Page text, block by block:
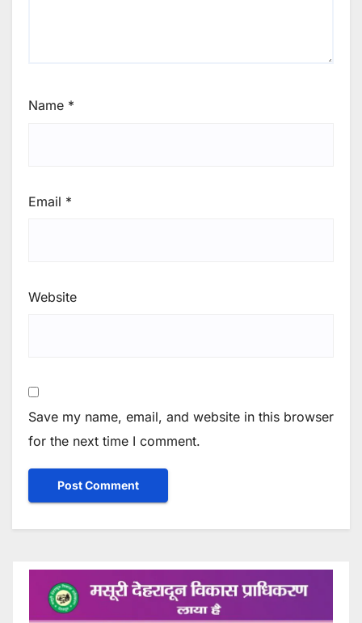
Name *
Email *
Website
Save my name, email, and website in this browser
for the next time I comment.